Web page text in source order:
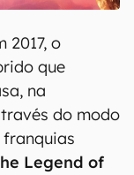
2017, o
que
na
do modo
Legend of